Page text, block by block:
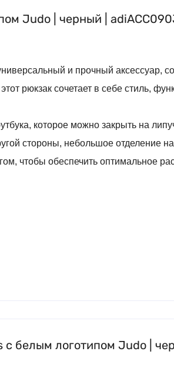
Judo | черный |
и прочный аксессуар,
рюкзак сочетает в себе стиль,
которое можно закрыть на
стороны, небольшое отделение
чтобы обеспечить оптимальное
белым логотипом Judo |